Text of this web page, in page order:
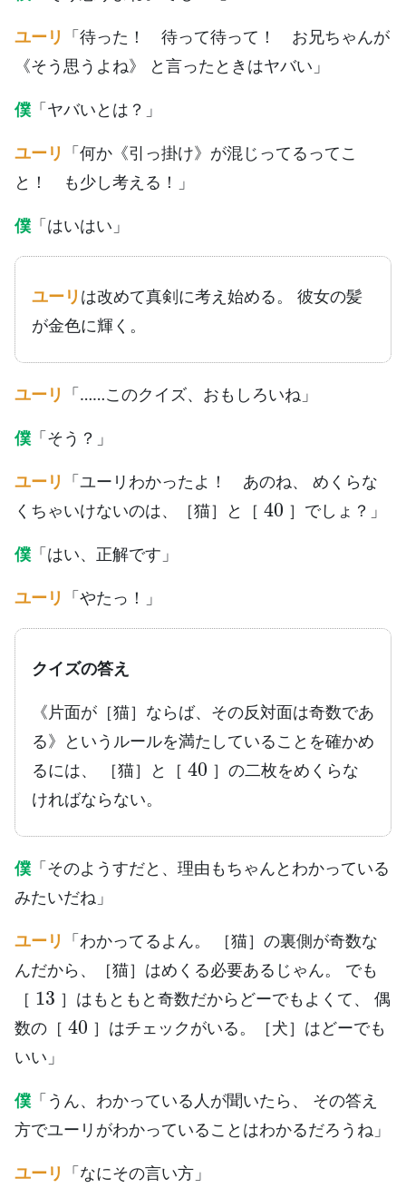
ユーリ 「待った！ 待って待って！ お兄ちゃんが
《そう思うよね》 と言ったときはヤバい」
僕 「ヤバいとは？」
ユーリ 「何か《引っ掛け》が混じってるってこ
と！ も少し考える！」
僕 「はいはい」
ユーリ は改めて真剣に考え始める。 彼女の髪
が金色に輝く。
ユーリ 「……このクイズ、おもしろいね」
僕 「そう？」
ユーリ 「ユーリわかったよ！ あのね、 めくらな
くちゃいけないのは、［猫］と［
40
］でしょ？」
僕 「はい、正解です」
ユーリ 「やたっ！」
クイズの答え
《片面が［猫］ならば、その反対面は奇数であ
る》というルールを満たしていることを確かめ
るには、 ［猫］と［
40
］の二枚をめくらな
ければならない。
僕 「そのようすだと、理由もちゃんとわかっている
みたいだね」
ユーリ 「わかってるよん。 ［猫］の裏側が奇数な
んだから、［猫］はめくる必要あるじゃん。 でも
［
13
］はもともと奇数だからどーでもよくて、 偶
数の［
40
］はチェックがいる。［犬］はどーでも
いい」
僕 「うん、わかっている人が聞いたら、 その答え
方でユーリがわかっていることはわかるだろうね」
ユーリ 「なにその言い方」